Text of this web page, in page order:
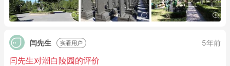
闫先生 实看用户 5年前
闫先生对潮白陵园的评价